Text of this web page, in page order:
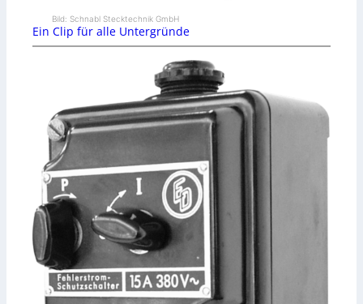
Bild: Schnabl Stecktechnik GmbH
Ein Clip für alle Untergründe